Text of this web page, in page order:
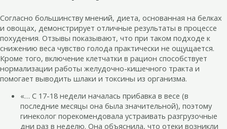
Согласно большинству мнений, диета, основанная на белках
и овощах, демонстрирует отличные результаты в процессе
похудения. Отзывы показывают, что при таком подходе к
снижению веса чувство голода практически не ощущается.
Кроме того, включение клетчатки в рацион способствует
нормализации работы желудочно-кишечного тракта и
помогает выводить шлаки и токсины из организма.
«… С 17-18 недели началась прибавка в весе (в
последние месяцы она была значительной), поэтому
гинеколог порекомендовала устраивать разгрузочные
дни раз в неделю. Она объяснила, что отеки возникли